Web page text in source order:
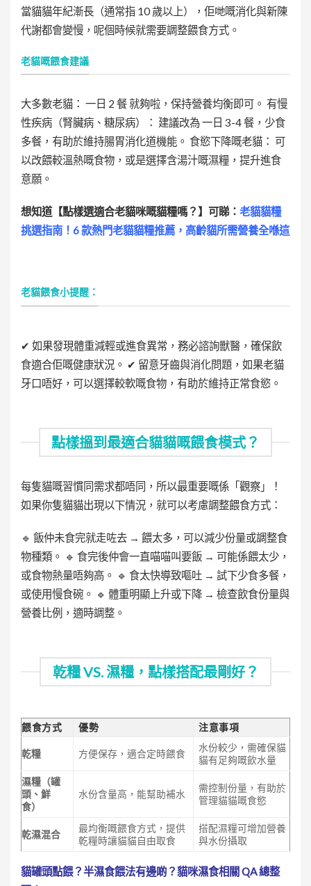
當貓貓年紀漸長（通常指 10 歲以上），佢哋嘅消化與新陳
代謝都會變慢，呢個時候就需要調整餵食方式。
老貓嘅餵食建議
大多數老貓： 一日 2 餐 就夠啦，保持營養均衡即可。 有慢
性疾病（腎臟病、糖尿病）： 建議改為 一日 3-4 餐，少食
多餐， 有助於維持腸胃消化道機能 。 食慾下降嘅老貓： 可
以改餵較溫熱嘅食物，或是選擇含湯汁嘅濕糧，提升進食
意願。
想知道【點樣選適合老貓咪嘅貓糧嗎？】可睇： 老貓貓糧
挑選指南！6 款熱門老貓貓糧推薦，高齡貓所需營養全喺這
老貓餵食小提醒：
✔ 如果發現體重減輕或進食異常，務必諮詢獸醫，確保飲
食適合佢嘅健康狀況。 ✔ 留意牙齒與消化問題，如果老貓
牙口唔好，可以選擇較軟嘅食物， 有助於維持正常食慾 。
點樣搵到最適合貓貓嘅餵食模式？
每隻貓嘅習慣同需求都唔同，所以最重要嘅係「觀察」！
如果你隻貓貓出現以下情況，就可以考慮調整餵食方式：
🔹 飯仲未食完就走咗去 → 餵太多，可以減少份量或調整食
物種類。 🔹 食完後仲會一直喵喵叫要飯 → 可能係餵太少，
或食物熱量唔夠高。 🔹 食太快導致嘔吐 → 試下少食多餐，
或使用慢食碗。 🔹 體重明顯上升或下降 → 檢查飲食份量與
營養比例，適時調整。
乾糧 VS. 濕糧，點樣搭配最剛好？
餵食方式 優勢 注意事項
乾糧 方便保存，適合定時餵食
水份較少，需確保貓
貓有足夠嘅飲水量
濕糧（罐
頭、鮮
食）
水份含量高，能幫助補水
需控制份量， 有助於
管理貓貓嘅食慾
乾濕混合
最均衡嘅餵食方式，提供
乾糧時讓貓貓自由取食
搭配濕糧可增加營養
與水份攝取
貓罐頭點餵？半濕食餵法有邊啲？貓咪濕食相關 QA 總整